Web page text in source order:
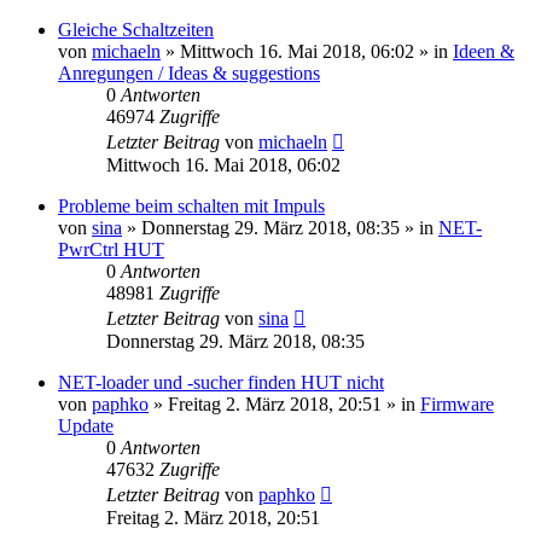
Gleiche Schaltzeiten
von michaeln » Mittwoch 16. Mai 2018, 06:02 » in Ideen &
Anregungen / Ideas & suggestions
0 Antworten
46974 Zugriffe
Letzter Beitrag von michaeln
Mittwoch 16. Mai 2018, 06:02
Probleme beim schalten mit Impuls
von sina » Donnerstag 29. März 2018, 08:35 » in NET-
PwrCtrl HUT
0 Antworten
48981 Zugriffe
Letzter Beitrag von sina
Donnerstag 29. März 2018, 08:35
NET-loader und -sucher finden HUT nicht
von paphko » Freitag 2. März 2018, 20:51 » in Firmware
Update
0 Antworten
47632 Zugriffe
Letzter Beitrag von paphko
Freitag 2. März 2018, 20:51